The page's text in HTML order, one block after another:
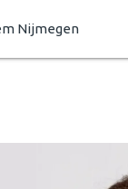
Nijmegen